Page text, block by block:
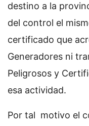
destino a la
del control el
certificado que
Generadores ni
Peligrosos y
esa actividad.
Por tal motivo el